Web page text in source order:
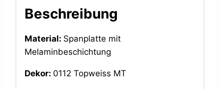
Beschreibung
Material: Spanplatte mit
Melaminbeschichtung
Dekor: 0112 Topweiss MT